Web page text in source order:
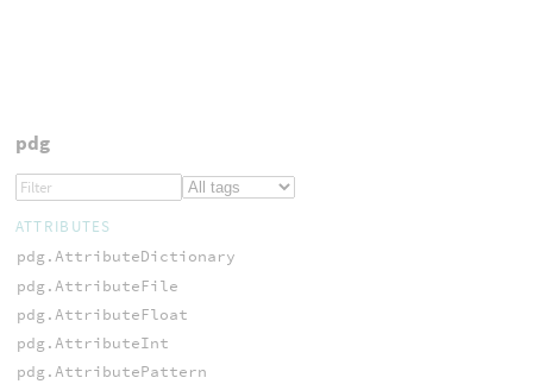
pdg
ATTRIBUTES
pdg.AttributeDictionary
pdg.AttributeFile
pdg.AttributeFloat
pdg.AttributeInt
pdg.AttributePattern